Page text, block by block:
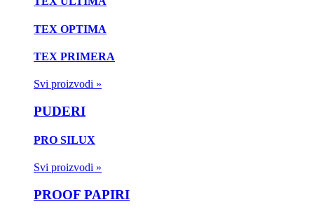
TEX OPTIMA
TEX PRIMERA
Svi proizvodi »
PUDERI
PRO SILUX
Svi proizvodi »
PROOF PAPIRI